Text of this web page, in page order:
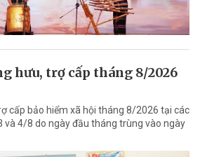
hưu, trợ cấp tháng 8/2026
cấp bảo hiểm xã hội tháng 8/2026 tại các
và 4/8 do ngày đầu tháng trùng vào ngày